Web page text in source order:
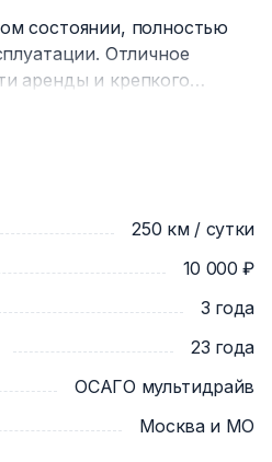
состоянии, полностью
Отличное
аренды и крепкого
верным спутников
автомобиль готов к
вместится 3
порядка 6.5-8 литров в
250 км / сутки
10 000 ₽
3 года
23 года
ОСАГО мультидрайв
Москва и МО